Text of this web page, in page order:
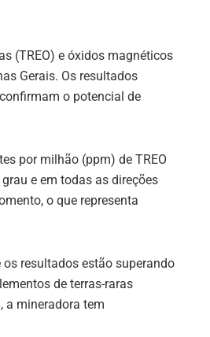
(TREO) e óxidos magnéticos
Gerais. Os resultados
o potencial de
por milhão (ppm) de TREO
e em todas as direções
o que representa
resultados estão superando
de terras-raras
a mineradora tem